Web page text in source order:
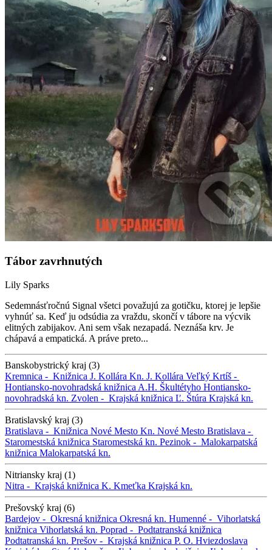
Tábor zavrhnutých
Lily Sparks
Sedemnásťročnú Signal všetci považujú za gotičku, ktorej je lepšie
vyhnúť sa. Keď ju odsúdia za vraždu, skončí v tábore na výcvik
elitných zabijakov. Ani sem však nezapadá. Neznáša krv. Je
chápavá a empatická. A práve preto...
Banskobystrický kraj (3)
Kremnica - Knižnica J. Kollára Kn. J. Kollára Veľký Krtíš -
Hontiansko-novohradská knižnica A.H. Škultétyho Hontiansko-
novohradská kn. Zvolen - Krajská knižnica Ľ. Štúra Krajská kn.
Bratislavský kraj (3)
Bratislava - Knižnica Nové Mesto Kn. Nové Mesto Bratislava -
Staromestská knižnica Staromestská kn. Pezinok - Malokarpatská
knižnica Malokarpatská kn.
Nitriansky kraj (1)
Nitra - Krajská knižnica K. Kmeťka Krajská kn.
Prešovský kraj (6)
Bardejov - Okresná knižnica Okresná kn. Humenné - Vihorlatská
knižnica Vihorlatská kn. Poprad - Podtatranská knižnica
Podtatranská kn. Prešov - Krajská knižnica P. O. Hviezdoslava